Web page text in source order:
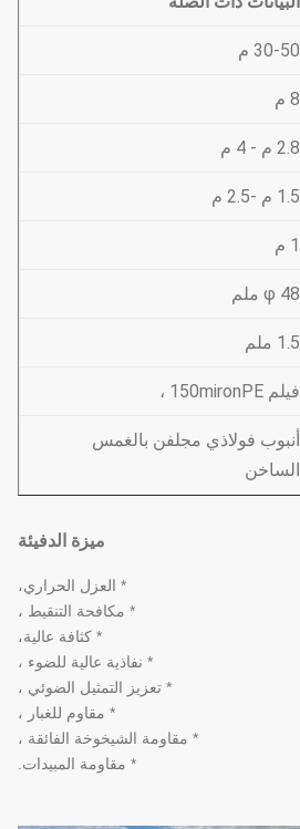
30-50 م
8 م
2.8 م - 4 م
1.5 م -2.5 م
1 م
φ 48 ملم
1.5 ملم
فيلم 150mironPE ،
أنبوب فولاذي مجلفن بالغمس
الساخن
ميزة الدفيئة
* العزل الحراري،
* مكافحة التنقيط ،
* كثافة عالية،
* نفاذية عالية للضوء ،
* تعزيز التمثيل الضوئي ،
* مقاوم للغبار ،
* مقاومة الشيخوخة الفائقة ،
* مقاومة المبيدات.